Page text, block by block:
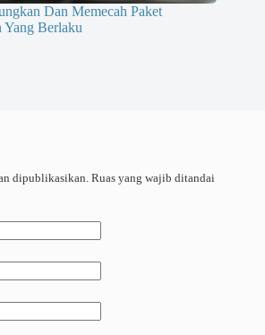
Dan Memecah Paket
Yang Berlaku
dipublikasikan. Ruas yang wajib ditandai